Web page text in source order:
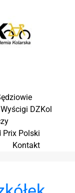
Wyścigi DZKol
Prix Polski
Kontakt